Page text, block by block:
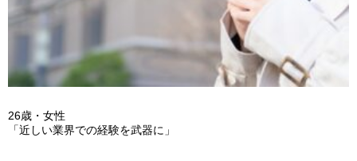
26歳・女性
「近しい業界での経験を武器に」